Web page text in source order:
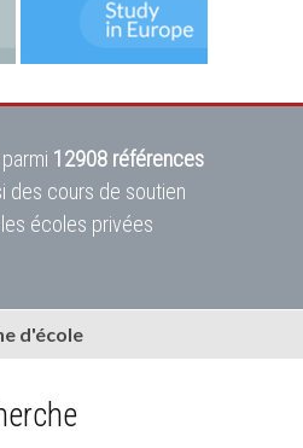
12908 références
des cours de soutien
écoles privées
d'école